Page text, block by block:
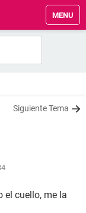
MENU
Siguiente Tema
el cuello, me la